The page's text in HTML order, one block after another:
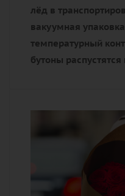
лёд в
вакуумная
температурный
бутоны